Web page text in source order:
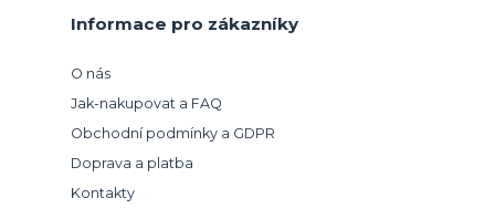
Informace pro zákazníky
O nás
Jak-nakupovat a FAQ
Obchodní podmínky a GDPR
Doprava a platba
Kontakty